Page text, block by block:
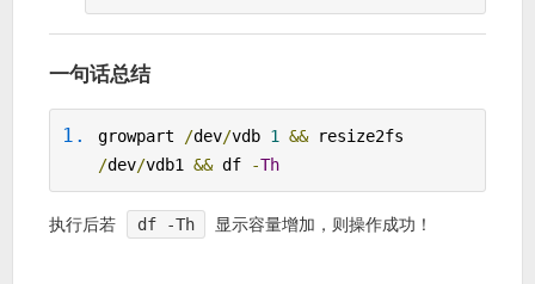
一句话总结
growpart /dev/vdb 1 &&
/dev/vdb1 && df -Th
执行后若 df -Th 显示容量增加，则操作成功！